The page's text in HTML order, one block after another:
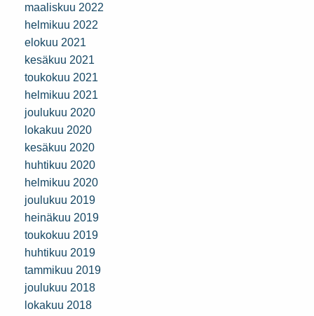
maaliskuu 2022
helmikuu 2022
elokuu 2021
kesäkuu 2021
toukokuu 2021
helmikuu 2021
joulukuu 2020
lokakuu 2020
kesäkuu 2020
huhtikuu 2020
helmikuu 2020
joulukuu 2019
heinäkuu 2019
toukokuu 2019
huhtikuu 2019
tammikuu 2019
joulukuu 2018
lokakuu 2018